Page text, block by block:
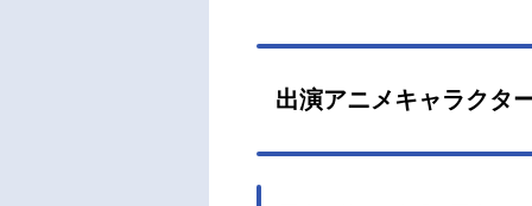
出演アニメキャラクタ